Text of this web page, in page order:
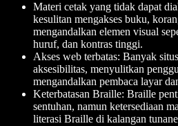
Materi cetak yang tidak dapat
kesulitan mengakses buku,
mengandalkan elemen visual
huruf, dan kontras tinggi.
Akses web terbatas: Banyak
aksesibilitas, menyulitkan
mengandalkan pembaca layar
Keterbatasan Braille: Braille
sentuhan, namun ketersediaan
literasi Braille di kalangan